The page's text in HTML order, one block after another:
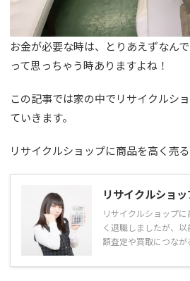
お金が必要な時は、とりあえずなん
って思っちゃう時ありますよね！
この記事では家の中でリサイクルシ
ていきます。
リサイクルショップに商品を高く
リサイクルショ
リサイクルショップ
く退職しましたが、
額査定や買取につな